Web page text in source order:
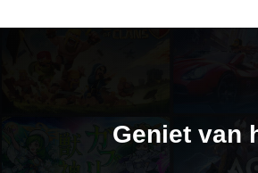
Geniet van